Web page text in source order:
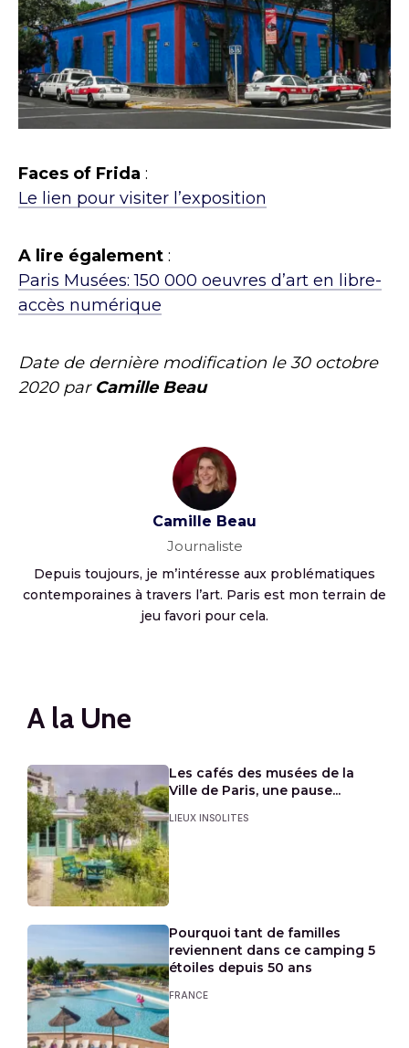
Faces of Frida :
Le lien pour visiter l’exposition
A lire également :
Paris Musées: 150 000 oeuvres d’art en libre-
accès numérique
Date de dernière modification le30 octobre
2020 par Camille Beau
Camille Beau
Journaliste
Depuis toujours, je m’intéresse aux problématiques
contemporaines à travers l’art. Paris est mon terrain de
jeu favori pour cela.
A la Une
Les cafés des musées de la
Ville de Paris, une pause...
LIEUX INSOLITES
Pourquoi tant de familles
reviennent dans ce camping 5
étoiles depuis 50 ans
FRANCE